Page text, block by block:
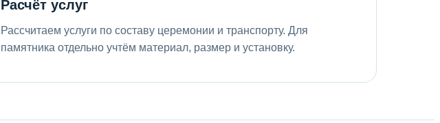
Расчёт услуг
Рассчитаем услуги по составу церемонии и транспорту. Для
памятника отдельно учтём материал, размер и установку.